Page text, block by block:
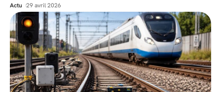
Actu 29 avril 2026